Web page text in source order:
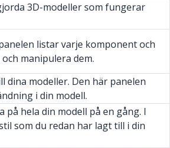
3D-modeller som fungerar
listar varje komponent och
manipulera dem.
modeller. Den här panelen
i din modell.
hela din modell på en gång. I
som du redan har lagt till i din